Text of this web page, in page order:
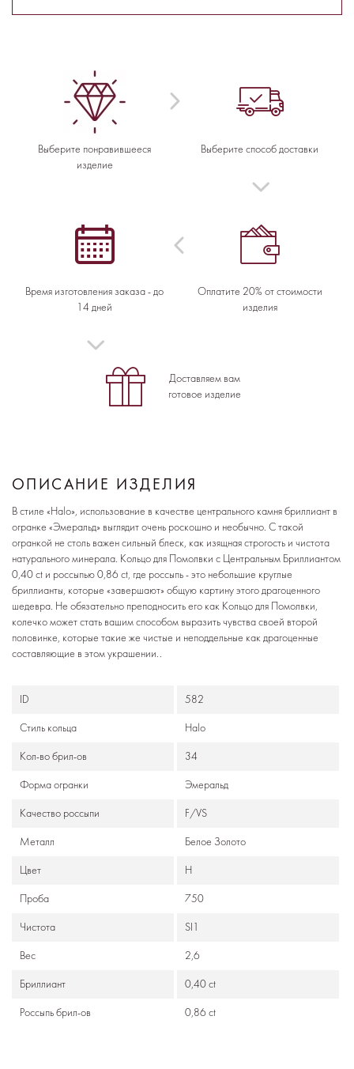
Выберите понравившееся
изделие
Выберите способ доставки
Оплатите 20% от стоимости
изделия
Время изготовления заказа - до
14 дней
Доставляем вам
готовое изделие
ОПИСАНИЕ ИЗДЕЛИЯ
В стиле «Halo», использование в качестве центрального камня бриллиант в
огранке «Эмеральд» выглядит очень роскошно и необычно. С такой
огранкой не столь важен сильный блеск, как изящная строгость и чистота
натурального минерала. Кольцо для Помолвки с Центральным Бриллиантом
0,40 ct и россыпью 0,86 ct, где россыпь - это небольшие круглые
бриллианты, которые «завершают» общую картину этого драгоценного
шедевра. Не обязательно преподносить его как Кольцо для Помолвки,
колечко может стать вашим способом выразить чувства своей второй
половинке, которые такие же чистые и неподдельные как драгоценные
составляющие в этом украшении..
ID 582
Стиль кольца Halo
Кол-во брил-ов 34
Формa огранки Эмеральд
Качество россыпи F/VS
Металл Белое Золото
Цвет H
Проба 750
Чистота SI1
Вес 2,6
Бриллиант 0,40 ct
Россыпь брил-ов 0,86 ct